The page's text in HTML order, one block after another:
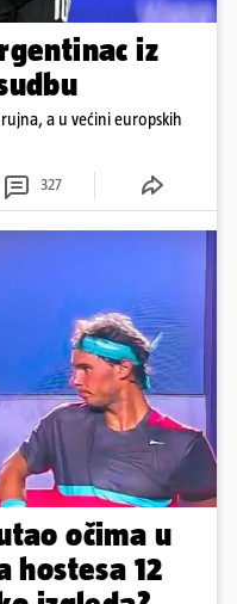
iz
a u većini europskih
327
očima u
hostesa 12